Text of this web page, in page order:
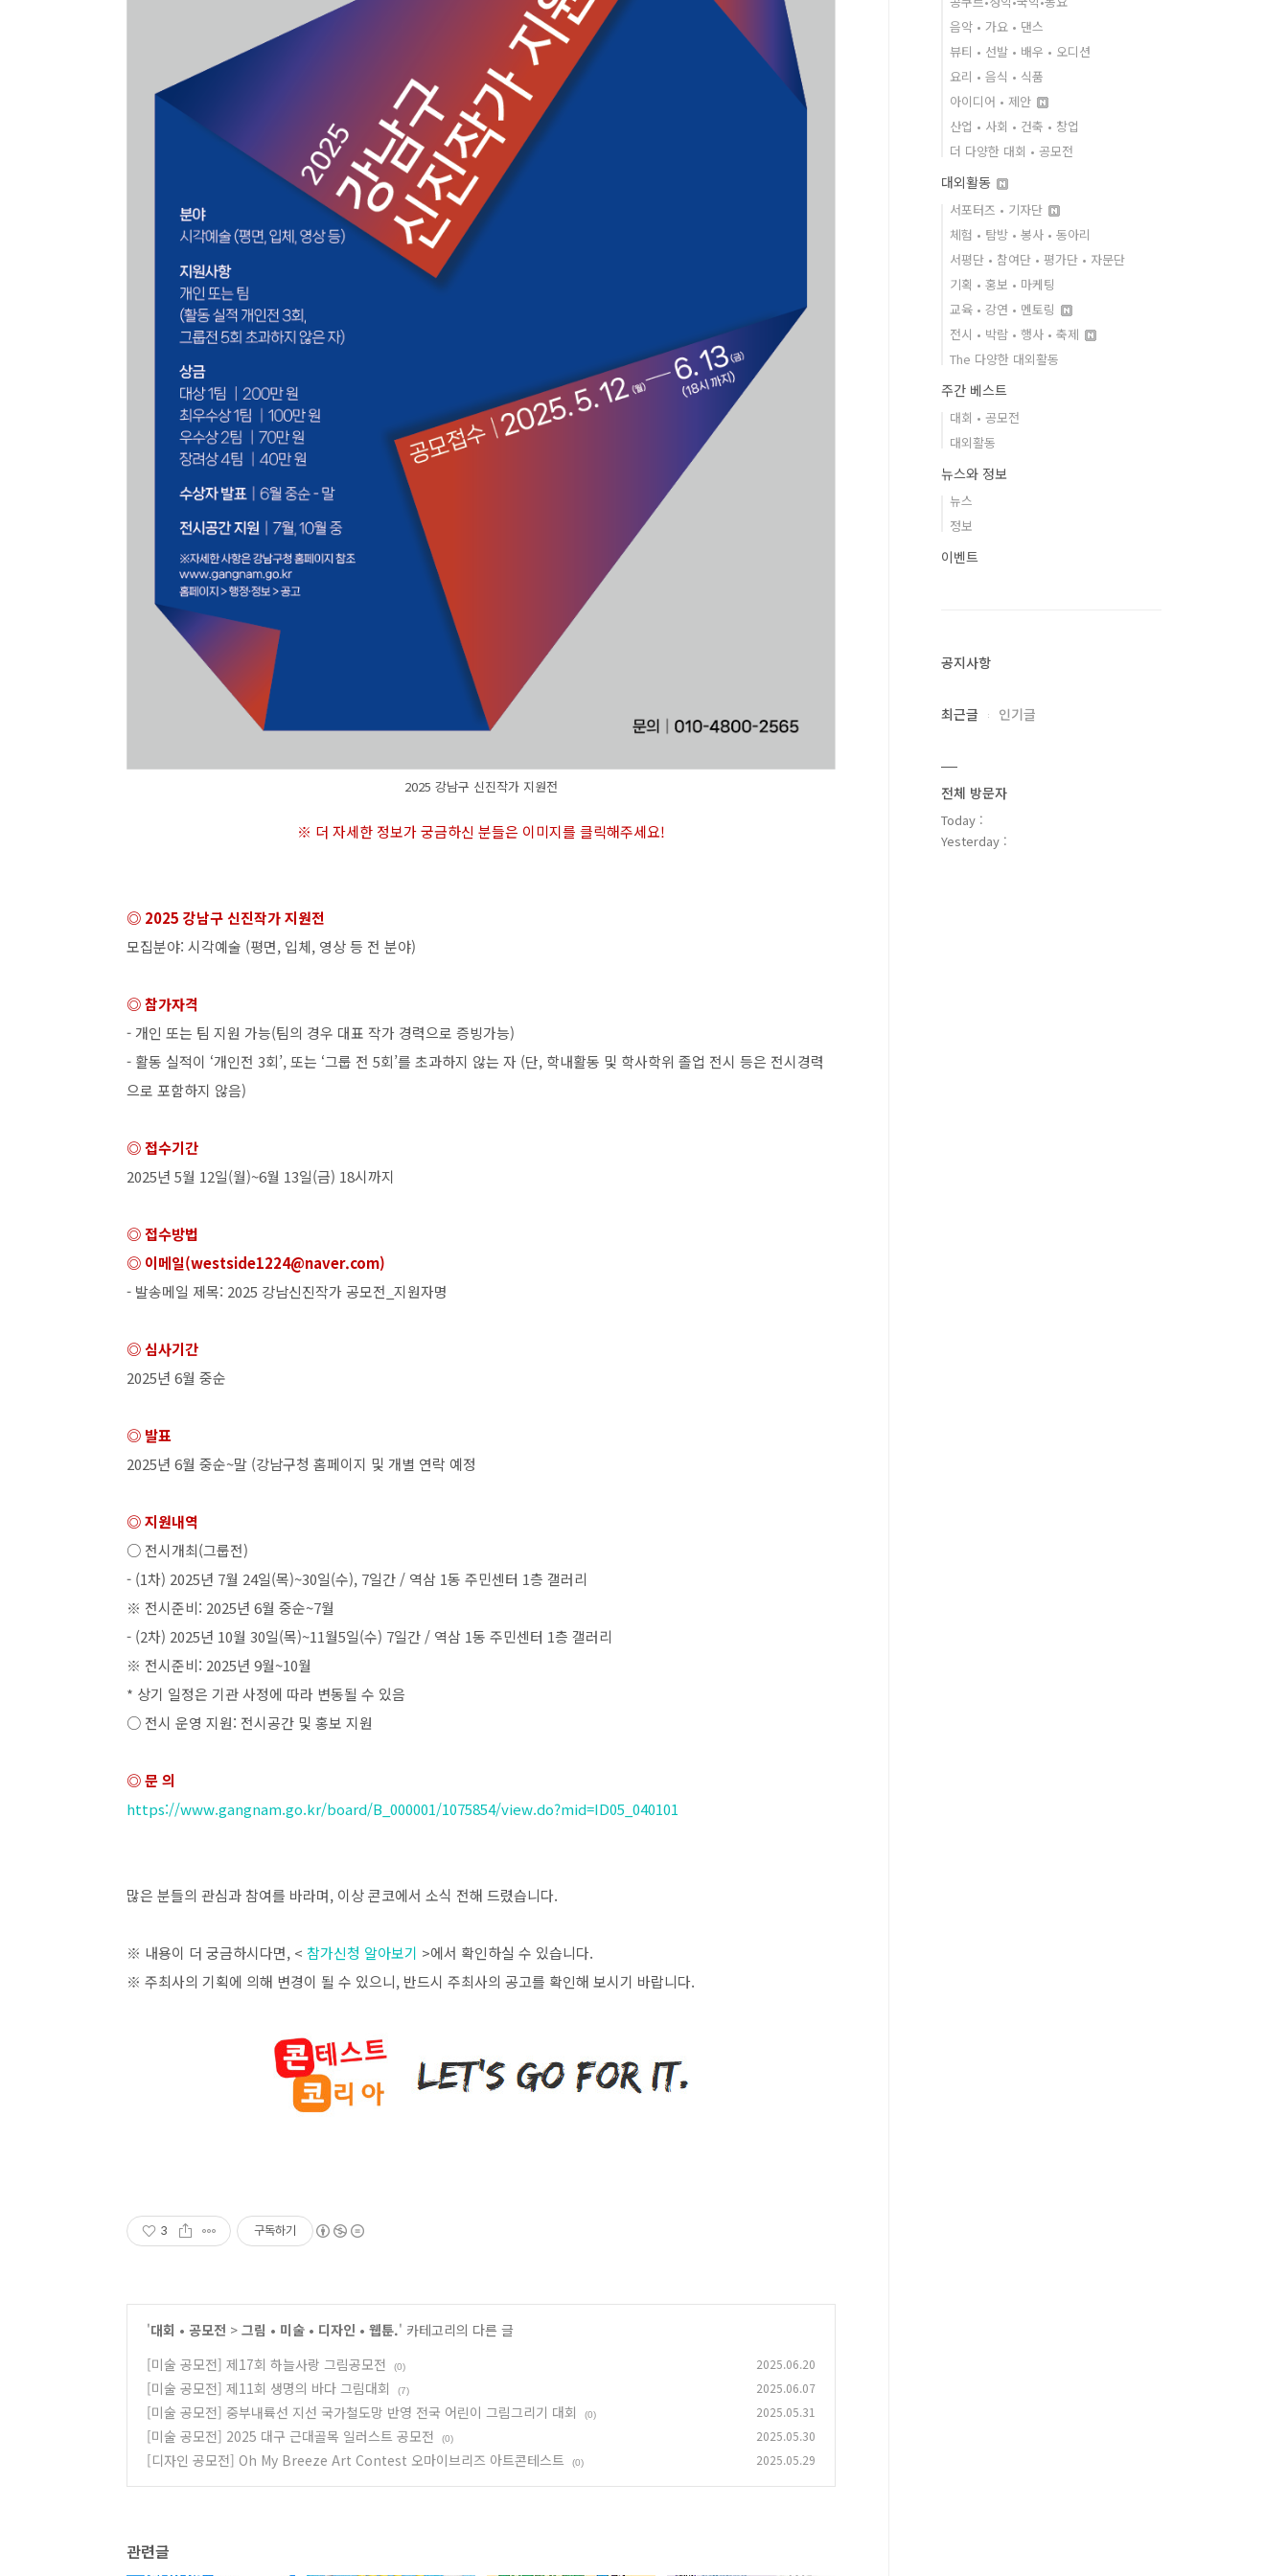
2025 강남구 신진작가 지원전
※ 더 자세한 정보가 궁금하신 분들은 이미지를 클릭해주세요!
◎ 2025 강남구 신진작가 지원전
모집분야: 시각예술 (평면, 입체, 영상 등 전 분야)
◎ 참가자격
- 개인 또는 팀 지원 가능(팀의 경우 대표 작가 경력으로 증빙가능)
- 활동 실적이 ‘개인전 3회’,또는 ‘그룹 전 5회’를 초과하지 않는 자 (단, 학내활동 및 학사학위 졸업 전시 등은 전시경력
으로 포함하지 않음)
◎ 접수기간
2025년 5월 12일(월)~6월 13일(금) 18시까지
◎ 접수방법
◎ 이메일(westside1224@naver.com)
- 발송메일 제목: 2025 강남신진작가 공모전 지원자명
◎ 심사기간
2025년 6월 중순
◎ 발표
2025년 6월 중순~말 (강남구청 홈페이지 및 개별 연락 예정
◎ 지원내역
○ 전시개최(그룹전)
- (1차) 2025년 7월 24일(목)~30일(수), 7일간 / 역삼 1동 주민센터 1층 갤러리
※ 전시준비: 2025년 6월 중순~7월
- (2차) 2025년 10월 30일(목)~11월5일(수) 7일간 / 역삼 1동 주민센터 1층 갤러리
※ 전시준비: 2025년 9월~10월
* 상기 일정은 기관 사정에 따라 변동될 수 있음
○ 전시 운영 지원: 전시공간 및 홍보 지원
◎ 문 의
https://www.gangnam.go.kr/board/B_000001/1075854/view.do?mid=ID05_040101
많은 분들의 관심과 참여를 바라며, 이상 콘코에서 소식 전해 드렸습니다.
※ 내용이 더 궁금하시다면, < 참가신청 알아보기 >에서 확인하실 수 있습니다.
※ 주최사의 기획에 의해 변경이 될 수 있으니, 반드시 주최사의 공고를 확인해 보시기 바랍니다.
3 구독하기
'대회 • 공모전 > 그림 • 미술 • 디자인 • 웹툰.' 카테고리의 다른 글
[미술 공모전] 제17회 하늘사랑 그림공모전
(0) 2025.06.20
[미술 공모전] 제11회 생명의 바다 그림대회 (7) 2025.06.07
[미술 공모전] 중부내륙선 지선 국가철도망 반영 전국 어린이 그림그리기 대회 (0) 2025.05.31
[미술 공모전] 2025 대구 근대골목 일러스트 공모전 (0) 2025.05.30
[디자인 공모전] Oh My Breeze Art Contest 오마이브리즈 아트콘테스트 (0) 2025.05.29
관련글
음악 • 가요 • 댄스
뷰티 • 선발 • 배우 • 오디션
요리 • 음식 • 식품
아이디어 • 제안
산업 • 사회 • 건축 • 창업
더 다양한 대회 • 공모전
대외활동
서포터즈 • 기자단
체험 • 탐방 • 봉사 • 동아리
서평단 • 참여단 • 평가단 • 자문단
기획 • 홍보 • 마케팅
교육 • 강연 • 멘토링
전시 • 박람 • 행사 • 축제
The 다양한 대외활동
주간 베스트
대회 • 공모전
대외활동
뉴스와 정보
뉴스
정보
이벤트
공지사항
최근글 인기글
전체 방문자
Today :
Yesterday :